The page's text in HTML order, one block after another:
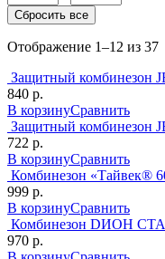
Сбросить все
Отображение 1–12 из 37
Защитный комбинезон
840 р.
В корзинуСравнить
Защитный комбинезон
722 р.
В корзинуСравнить
Комбинезон «Тайвек®
999 р.
В корзинуСравнить
Комбинезон DИОН
970 р.